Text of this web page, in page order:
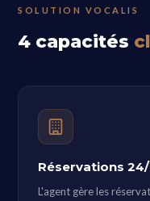
SOLUTION VOCALIS
4 capacités
Réservations
L'agent gère les